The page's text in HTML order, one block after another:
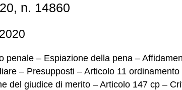
n. 14860
penale – Espiazione della pena –
– Presupposti – Articolo 11
del giudice di merito – Articolo 147 cp –